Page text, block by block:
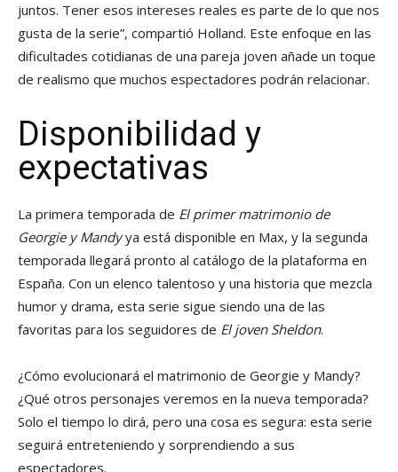
juntos. Tener esos intereses reales es parte de lo que nos
gusta de la serie”, compartió Holland. Este enfoque en las
dificultades cotidianas de una pareja joven añade un toque
de realismo que muchos espectadores podrán relacionar.
Disponibilidad y
expectativas
La primera temporada de El primer matrimonio de
Georgie y Mandyya está disponible en Max, y la segunda
temporada llegará pronto al catálogo de la plataforma en
España. Con un elenco talentoso y una historia que mezcla
humor y drama, esta serie sigue siendo una de las
favoritas para los seguidores de El joven Sheldon.
¿Cómo evolucionará el matrimonio de Georgie y Mandy?
¿Qué otros personajes veremos en la nueva temporada?
Solo el tiempo lo dirá, pero una cosa es segura: esta serie
seguirá entreteniendo y sorprendiendo a sus
espectadores.